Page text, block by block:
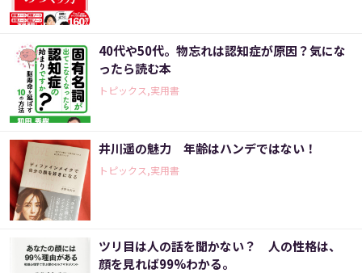
40代や50代。物忘れは認知症が原因？気にな
ったら読む本
トピックス,実用書
井川遥の魅力 年齢はハンデではない！
トピックス,実用書
ツリ目は人の話を聞かない？ 人の性格は、
顔を見れば99%わかる。